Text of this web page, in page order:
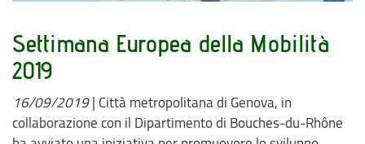
Settimana Europea della Mobilità
2019
16/09/2019| Città metropolitana di Genova, in
collaborazione con il Dipartimento di Bouches-du-Rhône